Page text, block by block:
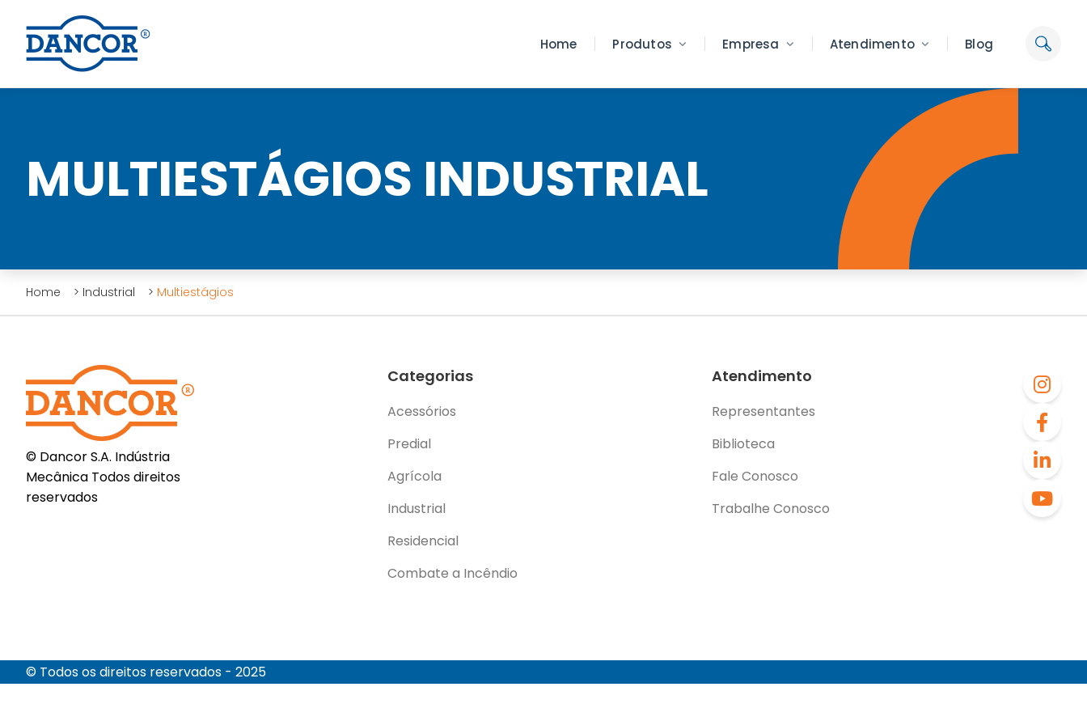
Home Produtos Empresa Atendimento Blog
MULTIESTÁGIOS INDUSTRIAL
Home > Industrial > Multiestágios
© Dancor S.A. Indústria
Mecânica Todos direitos
reservados
Categorias
Acessórios
Predial
Agrícola
Industrial
Residencial
Combate a Incêndio
Atendimento
Representantes
Biblioteca
Fale Conosco
Trabalhe Conosco
© Todos os direitos reservados - 2025